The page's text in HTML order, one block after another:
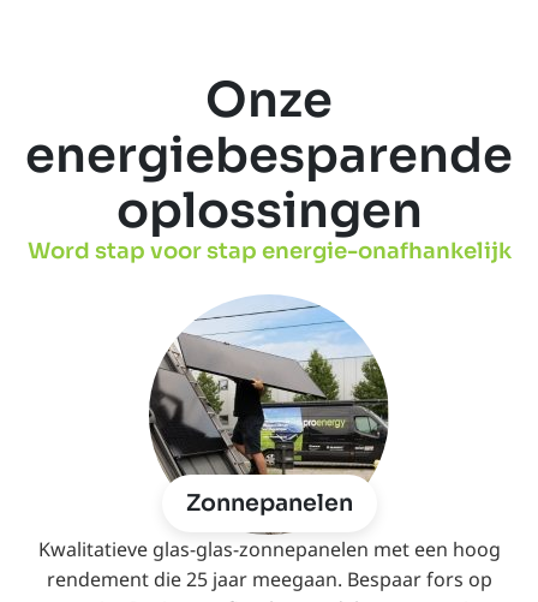
Onze
energiebesparende
oplossingen
Word stap voor stap energie-onafhankelijk
Zonnepanelen
Kwalitatieve glas-glas-zonnepanelen met een hoog
rendement die 25 jaar meegaan. Bespaar fors op